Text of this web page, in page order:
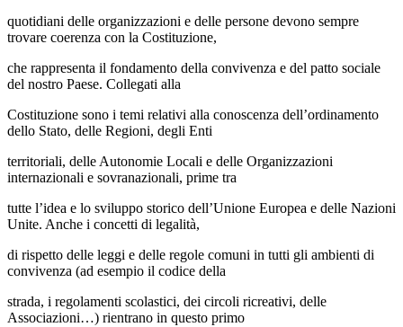
quotidiani delle organizzazioni e delle persone devono sempre
trovare coerenza con la Costituzione,
che rappresenta il fondamento della convivenza e del patto sociale
del nostro Paese. Collegati alla
Costituzione sono i temi relativi alla conoscenza dell’ordinamento
dello Stato, delle Regioni, degli Enti
territoriali, delle Autonomie Locali e delle Organizzazioni
internazionali e sovranazionali, prime tra
tutte l’idea e lo sviluppo storico dell’Unione Europea e delle Nazioni
Unite. Anche i concetti di legalità,
di rispetto delle leggi e delle regole comuni in tutti gli ambienti di
convivenza (ad esempio il codice della
strada, i regolamenti scolastici, dei circoli ricreativi, delle
Associazioni…) rientrano in questo primo